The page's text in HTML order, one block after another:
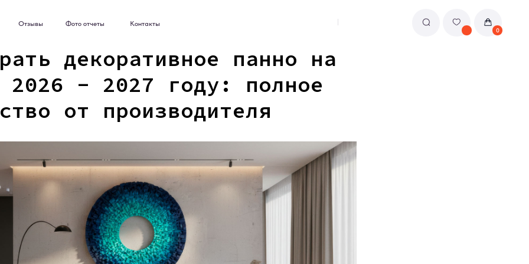
декоративное панно на
2026 - 2027 году: полное
от производителя